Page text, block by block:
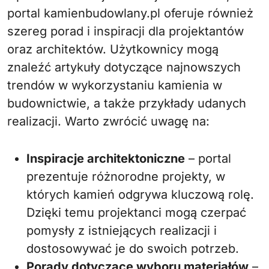
portal kamienbudowlany.pl oferuje również
szereg porad i inspiracji dla projektantów
oraz architektów. Użytkownicy mogą
znaleźć artykuły dotyczące najnowszych
trendów w wykorzystaniu kamienia w
budownictwie, a także przykłady udanych
realizacji. Warto zwrócić uwagę na:
Inspiracje architektoniczne – portal
prezentuje różnorodne projekty, w
których kamień odgrywa kluczową rolę.
Dzięki temu projektanci mogą czerpać
pomysły z istniejących realizacji i
dostosowywać je do swoich potrzeb.